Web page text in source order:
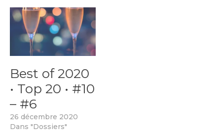
Best of 2020
• Top 20 • #10
– #6
26 décembre 2020
Dans "Dossiers"